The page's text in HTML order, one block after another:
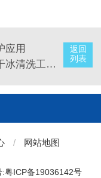
返回
列表
应用
原理及其效率
/ 网站地图
:粤ICP备19036142号